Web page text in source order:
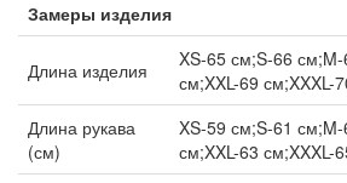
Замеры изделия
Длина изделия
XS-65 см;S-66
см;XXL-69 см;XXXL-
Длина рукава
(см)
XS-59 см;S-61
см;XXL-63 см;XXXL-